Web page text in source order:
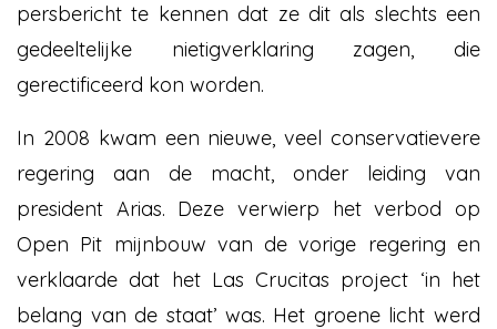
persbericht te kennen dat ze dit als slechts een
gedeeltelijke nietigverklaring zagen, die
gerectificeerd kon worden.
In 2008 kwam een nieuwe, veel conservatievere
regering aan de macht, onder leiding van
president Arias. Deze verwierp het verbod op
Open Pit mijnbouw van de vorige regering en
verklaarde dat het Las Crucitas project ‘in het
belang van de staat’ was. Het groene licht werd